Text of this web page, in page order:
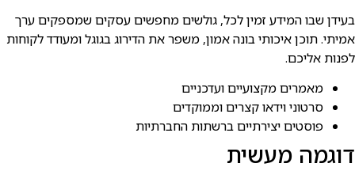
בעידן שבו המידע זמין לכל, גולשים מחפשים עסקים שמספקים ערך
אמיתי. תוכן איכותי בונה אמון, משפר את הדירוג בגוגל ומעודד לקוחות
לפנות אליכם.
מאמרים מקצועיים ועדכניים
סרטוני וידאו קצרים וממוקדים
פוסטים יצירתיים ברשתות החברתיות
דוגמה מעשית